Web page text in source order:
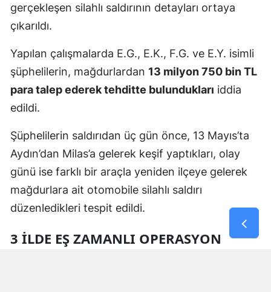
gerçekleşen silahlı saldırının detayları ortaya
çıkarıldı.
Yapılan çalışmalarda E.G., E.K., F.G. ve E.Y. isimli
şüphelilerin, mağdurlardan 13 milyon 750 bin TL
para talep ederek tehditte bulundukları iddia
edildi.
Şüphelilerin saldırıdan üç gün önce, 13 Mayıs’ta
Aydın’dan Milas’a gelerek keşif yaptıkları, olay
günü ise farklı bir araçla yeniden ilçeye gelerek
mağdurlara ait otomobile silahlı saldırı
düzenledikleri tespit edildi.
3 İLDE EŞ ZAMANLI OPERASYON